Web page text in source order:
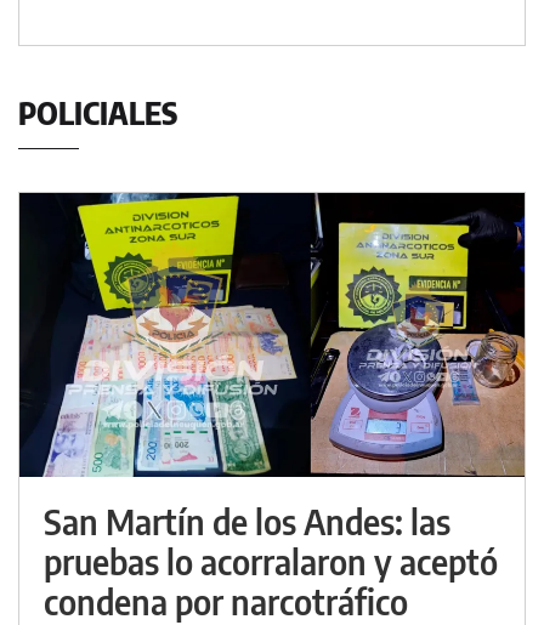
POLICIALES
San Martín de los Andes: las
pruebas lo acorralaron y aceptó
condena por narcotráfico